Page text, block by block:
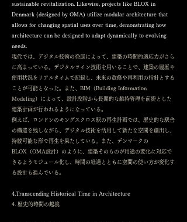
sustainable revitalization. Likewise, projects like BLOX in
Denmark (designed by OMA) utilize modular architecture that
allows for changing spatial uses over time, demonstrating how
architecture can be designed to adapt dynamically to evolving
needs.
現代では、デジタル技術の発展によって、建築の時間的適応力がさら
に高まっている。デジタルツイン技術を用いることで、建築の履歴や
使用状況をリアルタイムで記録し、未来の改修や再利用の指針とする
ことが可能となった。また、BIM（Building Information
Modeling）によって、設計段階から長期的な維持管理を前提とした
建築計画が行われるようになっている。
例えば、ロンドンのキングスクロス駅の再生計画では、歴史的な駅舎
の構造を残しながら、デジタル技術を活用して新たな空間を創出し、
持続可能な形で再生を果たしている。また、デンマークの
BLOX（OMA設計）のように、建築そのものが用途の変化に対応で
きるようモジュール化し、時間の経過とともに空間の使い方が変化す
る設計も進んでいる。
4.Transcending Historical Time in Architecture
4. 歴史的時間の越境